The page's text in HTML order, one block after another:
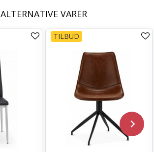
ALTERNATIVE VARER
TILBUD